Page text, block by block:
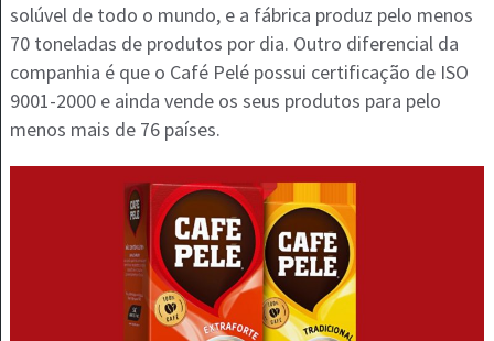
solúvel de todo o mundo, e a fábrica produz pelo menos
70 toneladas de produtos por dia. Outro diferencial da
companhia é que o Café Pelé possui certificação de ISO
9001-2000 e ainda vende os seus produtos para pelo
menos mais de 76 países.